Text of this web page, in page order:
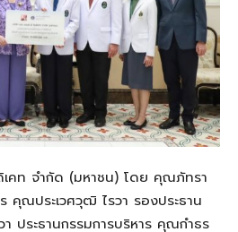
คท จำกัด (มหาชน) โดย คุณภัทรา
คุณประเวศวุฒิ ไรวา รองประธาน
ประธานกรรมการบริหาร คุณกำธร